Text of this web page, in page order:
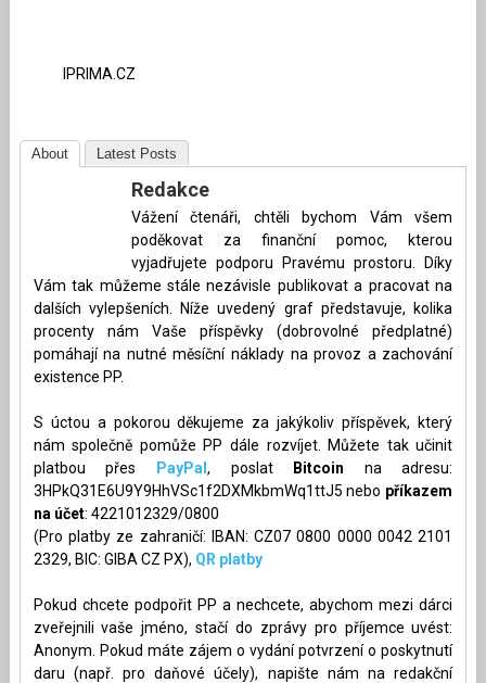
IPRIMA.CZ
About Latest Posts
Redakce
Vážení čtenáři, chtěli bychom Vám všem
poděkovat za finanční pomoc, kterou
vyjadřujete podporu Pravému prostoru. Díky
Vám tak můžeme stále nezávisle publikovat a pracovat na
dalších vylepšeních. Níže uvedený graf představuje, kolika
procenty nám Vaše příspěvky (dobrovolné předplatné)
pomáhají na nutné měsíční náklady na provoz a zachování
existence PP.
S úctou a pokorou děkujeme za jakýkoliv příspěvek, který
nám společně pomůže PP dále rozvíjet. Můžete tak učinit
platbou přes
PayPal , poslat Bitcoin na adresu:
3HPkQ31E6U9Y9HhVSc1f2DXMkbmWq1ttJ5 nebo příkazem
na účet: 4221012329/0800
(Pro platby ze zahraničí: IBAN: CZ07 0800 0000 0042 2101
2329, BIC: GIBA CZ PX), QR platby
Pokud chcete podpořit PP a nechcete, abychom mezi dárci
zveřejnili vaše jméno, stačí do zprávy pro příjemce uvést:
Anonym. Pokud máte zájem o vydání potvrzení o poskytnutí
daru (např. pro daňové účely), napište nám na redakční